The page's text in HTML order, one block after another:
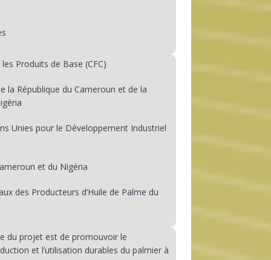
Produits de Base (CFC)
la République du Cameroun et de la
Unies pour le Développement Industriel
et du Nigéria
des Producteurs d’Huile de Palme du
du projet est de promouvoir le
et l’utilisation durables du palmier à